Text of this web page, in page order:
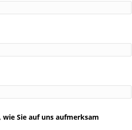
Sie auf uns aufmerksam